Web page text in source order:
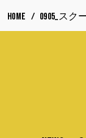
HOME 0905_スク